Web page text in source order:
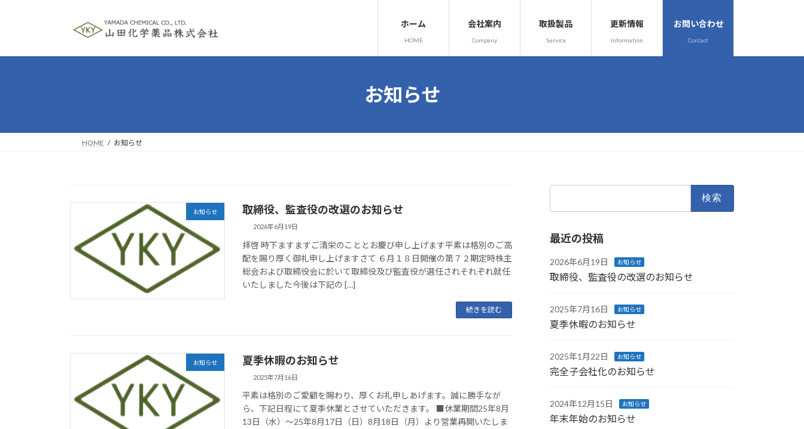
プ
動
ホーム
HOME
会社案内
Company
取扱製品
Service
更新情報
Information
お問い合わせ
Contact
お知らせ
HOME お知らせ
お知らせ 取締役、監査役の改選のお知らせ
2026年6月19日
拝啓 時下ますますご清栄のこととお慶び申し上げます平素は格別のご高
配を賜り厚く御礼申し上げますさて ６月１８日開催の第７２期定時株主
総会および取締役会に於いて取締役及び監査役が選任されそれぞれ就任
いたしました今後は下記の […]
続きを読む
お知らせ 夏季休暇のお知らせ
2025年7月16日
平素は格別のご愛顧を賜わり、厚くお礼申しあげます。誠に勝手なが
ら、下記日程にて夏季休業とさせていただきます。 ■休業期間25年8月
13日（水）～25年8月17日（日）8月18日（月）より営業再開いたしま
最近の投稿
2026年6月19日 お知らせ
取締役、監査役の改選のお知らせ
2025年7月16日 お知らせ
夏季休暇のお知らせ
2025年1月22日 お知らせ
完全子会社化のお知らせ
2024年12月15日 お知らせ
年末年始のお知らせ